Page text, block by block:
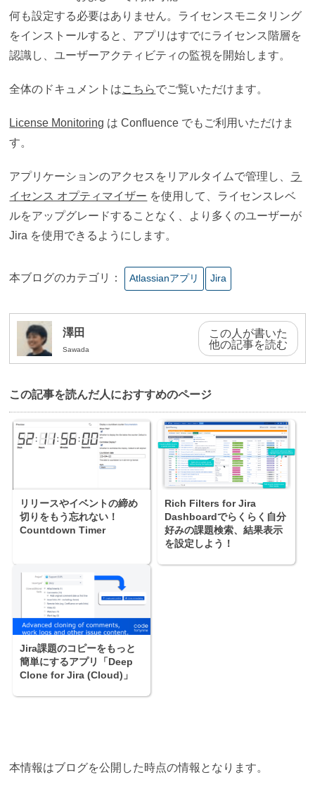
何も設定する必要はありません。ライセンスモニタリング
をインストールすると、アプリはすでにライセンス階層を
認識し、ユーザーアクティビティの監視を開始します。
全体のドキュメントはこちらでご覧いただけます。
License Monitoring は Confluence でもご利用いただけま
す。
アプリケーションのアクセスをリアルタイムで管理し、 ラ
イセンス オプティマイザー を使用して、ライセンスレベ
ルをアップグレードすることなく、より多くのユーザーが
Jira を使用できるようにします。
本ブログのカテゴリ： Atlassianアプリ Jira
澤田
Sawada
この人が書いた
他の記事を読む
この記事を読んだ⼈におすすめのページ
リリースやイベントの締め
切りをもう忘れない！
Countdown Timer
Rich Filters for Jira
Dashboardでらくらく自分
好みの課題検索、結果表示
を設定しよう！
Jira課題のコピーをもっと
簡単にするアプリ「Deep
Clone for Jira (Cloud)」
本情報はブログを公開した時点の情報となります。